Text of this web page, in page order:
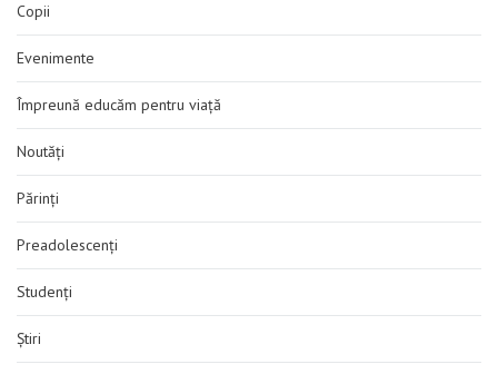
Copii
Evenimente
Împreună educăm pentru viață
Noutăți
Părinți
Preadolescenți
Studenți
Știri